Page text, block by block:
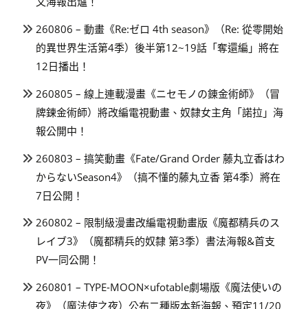
260806 – 動畫《Re:ゼロ 4th season》（Re: 從零開始
的異世界生活第4季）後半第12~19話「奪還編」將在
12日播出！
260805 – 線上連載漫畫《ニセモノの錬金術師》（冒
牌鍊金術師）將改編電視動畫、奴隸女主角「諾拉」海
報公開中！
260803 – 搞笑動畫《Fate/Grand Order 藤丸立香はわ
からないSeason4》（搞不懂的藤丸立香 第4季）將在
7日公開！
260802 – 限制級漫畫改編電視動畫版《魔都精兵のス
レイブ3》（魔都精兵的奴隸 第3季）書法海報&首支
PV一同公開！
260801 – TYPE-MOON×ufotable劇場版《魔法使いの
夜》（魔法使之夜）公布二種版本新海報、預定11/20